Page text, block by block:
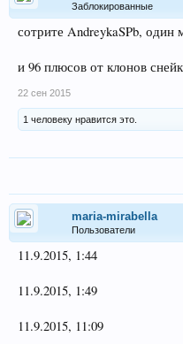
Заблокированные
сотрите AndreykaSPb, один
и 96 плюсов от клонов
22 сен 2015
1 человеку нравится это.
maria-mirabella
Пользователи
11.9.2015, 1:44
11.9.2015, 1:49
11.9.2015, 11:09